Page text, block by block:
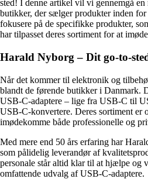
sted! I denne artikel vil vi gennemgå
butikker, der sælger produkter inden
fokusere på de specifikke produkter,
har tilpasset deres sortiment for at
Harald Nyborg – Dit go-to-
Når det kommer til elektronik og
blandt de førende butikker i Danmark.
USB-C-adaptere – lige fra USB-C til
USB-C-konvertere. Deres sortiment er
imødekomme både professionelle og
Med mere end 50 års erfaring har
som pålidelig leverandør af
personale står altid klar til at hjælpe og
omfattende udvalg af USB-C-adaptere.